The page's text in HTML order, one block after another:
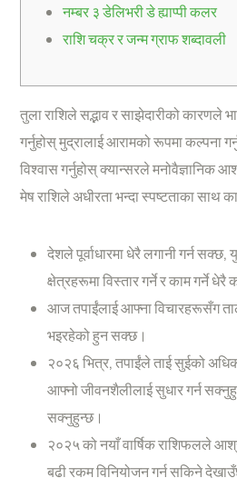
नम्बर ३ डेलिभरी डे ह्याप्पी कलर
राशि चक्र र जन्म ग्राफ शब्दावली
तुला राशिले सद्भाव र साझेदारीको कारणले
गर्नुहोस् मुद्रालाई आरामको रूपमा कल्पना
विश्वास गर्नुहोस् क्यान्सरले मनोवैज्ञानिक
मेष राशिले अधीरता भन्दा स्पष्टताका साथ
देशले पूर्वाधारमा धेरै लगानी गर्न सक्छ,
क्षेत्रहरूमा विस्तार गर्ने र काम गर्ने
आज तपाईंलाई आफ्ना विचारहरूसँग
भइरहेको हुन सक्छ।
२०२६ भित्र, तपाईंले ताई सुईको
आफ्नो जीवनशैलीलाई सुधार गर्न
सक्नुहुन्छ।
२०२५ को नयाँ वार्षिक राशिफलले
बढी रकम विनियोजन गर्न सकिने